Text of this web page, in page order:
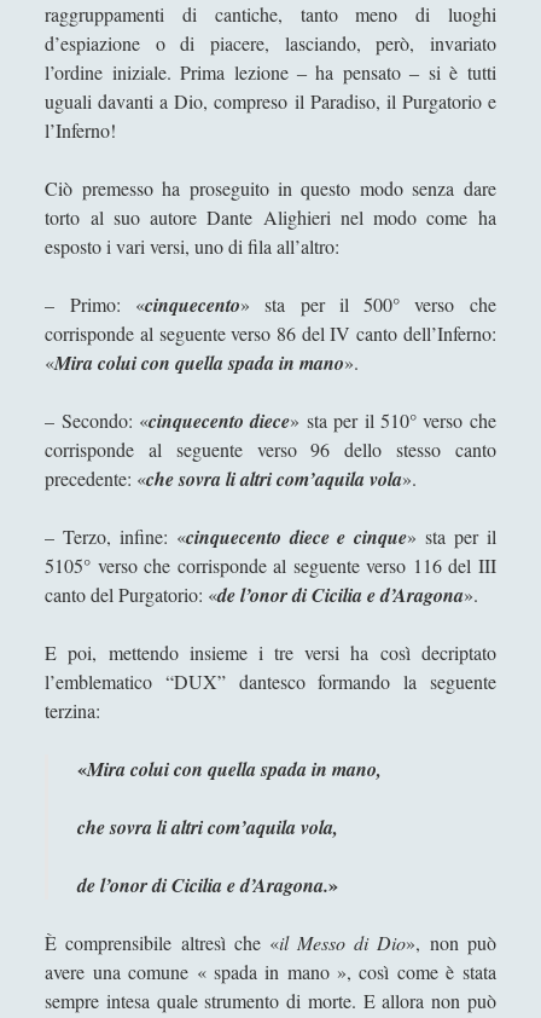
raggruppamenti di cantiche, tanto meno di luoghi
d’espiazione o di piacere, lasciando, però, invariato
l’ordine iniziale. Prima lezione ‒ ha pensato ‒ si è tutti
uguali davanti a Dio, compreso il Paradiso, il Purgatorio e
l’Inferno!
Ciò premesso ha proseguito in questo modo senza dare
torto al suo autore Dante Alighieri nel modo come ha
esposto i vari versi, uno di fila all’altro:
– Primo: «cinquecento» sta per il 500° verso che
corrisponde al seguente verso 86 del IV canto dell’Inferno:
«Mira colui con quella spada in mano».
– Secondo: «cinquecento diece» sta per il 510° verso che
corrisponde al seguente verso 96 dello stesso canto
precedente: «che sovra li altri com’aquila vola».
– Terzo, infine: «cinquecento diece e cinque» sta per il
5105° verso che corrisponde al seguente verso 116 del III
canto del Purgatorio: «de l’onor di Cicilia e d’Aragona».
E poi, mettendo insieme i tre versi ha così decriptato
l’emblematico “DUX” dantesco formando la seguente
terzina:
«Mira colui con quella spada in mano,
che sovra li altri com’aquila vola,
de l’onor di Cicilia e d’Aragona.»
È comprensibile altresì che «il Messo di Dio», non può
avere una comune « spada in mano », così come è stata
sempre intesa quale strumento di morte. E allora non può